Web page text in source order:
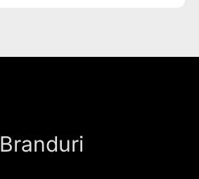
Branduri